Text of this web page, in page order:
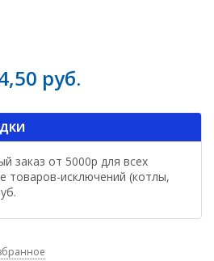
руб.
заказ от 5000р для всех
товаров-исключений (котлы,